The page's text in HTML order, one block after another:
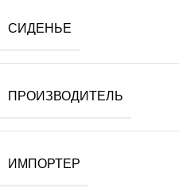
СИДЕНЬЕ
ПРОИЗВОДИТЕЛЬ
ИМПОРТЕР